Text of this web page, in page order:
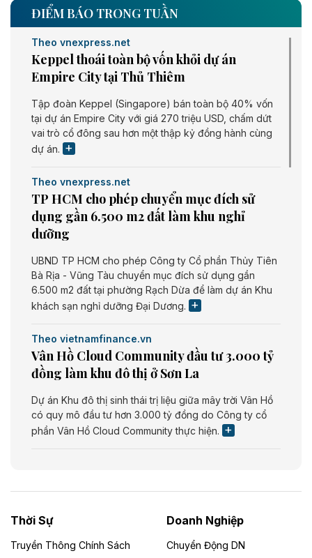
ĐIỂM BÁO TRONG TUẦN
Theo vnexpress.net
Keppel thoái toàn bộ vốn khỏi dự án
Empire City tại Thủ Thiêm
Tập đoàn Keppel (Singapore) bán toàn bộ 40% vốn
tại dự án Empire City với giá 270 triệu USD, chấm dứt
vai trò cổ đông sau hơn một thập kỷ đồng hành cùng
dự án.
Theo vnexpress.net
TP HCM cho phép chuyển mục đích sử
dụng gần 6.500 m2 đất làm khu nghỉ
dưỡng
UBND TP HCM cho phép Công ty Cổ phần Thủy Tiên
Bà Rịa - Vũng Tàu chuyển mục đích sử dụng gần
6.500 m2 đất tại phường Rạch Dừa để làm dự án Khu
khách sạn nghỉ dưỡng Đại Dương.
Theo vietnamfinance.vn
Vân Hồ Cloud Community đầu tư 3.000 tỷ
đồng làm khu đô thị ở Sơn La
Dự án Khu đô thị sinh thái trị liệu giữa mây trời Vân Hồ
có quy mô đầu tư hơn 3.000 tỷ đồng do Công ty cổ
phần Vân Hồ Cloud Community thực hiện.
Dự án Nhà máy xử lý rác và phát điện Bắc Giang do
Công ty TNHH Năng lượng môi trường Bắc Giang làm
Thời Sự
Truyền Thông Chính Sách
Doanh Nghiệp
Chuyển Động DN